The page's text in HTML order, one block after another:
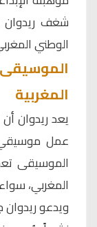
شغف ريدوان
الوطني
المغربية
يعد ريدوان
عمل
الموسيقى
المغربي،
ويدعو ريدوان